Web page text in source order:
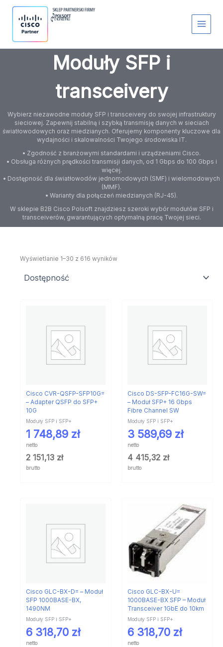
Moduły SFP i
transceivery
Wybierz niezawodne moduły SFP i transceivery do swojej infrastruktury
sieciowej. Zapewnij stabilną i szybką transmisję danych w sieciach
światłowodowych oraz miedzianych. Oferujemy komponenty kluczowe dla
wydajności i skalowalności Twojego środowiska IT.
• Zgodność z branżowymi standardami i urządzeniami Cisco.
• Obsługa różnych prędkości transmisji danych, od 1 Gbps do 100 Gbps i
więcej.
• Dostępność dla światłowodów jednomodowych (SMF) i wielomodowych
(MMF).
• Warianty dla połączeń miedzianych (RJ-45).
W sklepie B2B Cisco Polsoft znajdziesz szeroki wybór modułów SFP i
transceiverów, gwarantujących optymalną pracę Twojej sieci.
u
Wyświetlanie 1–30 z 616 wyników
Cisco CVR-QSFP-SFP10G=
– Adapter QSFP do SFP+
10G
Moduły SFP i SFP+
1 748,89 zł
netto
2 151,13 zł
brutto
Cisco DS-SFP-FC16G-SW=
– Moduł SFP+ 16 Gbps
Fibre Channel SW
Moduły SFP i SFP+
3 589,69 zł
netto
4 415,32 zł
brutto
Cisco GLC-BX-D= – Moduł
SFP 1000BASE-BX,
1490NM
Moduły SFP i SFP+
6 318,70 zł
netto
Cisco GLC-BX-U=
1000BASE-BX SFP – Moduł
Transceiver 1GbE do 10km
Moduły SFP i SFP+
6 318,70 zł
netto